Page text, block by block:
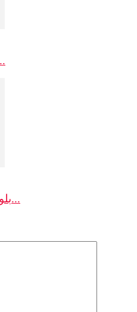
خاران
بلوچستان: ضلع موسیٰ خیل م...